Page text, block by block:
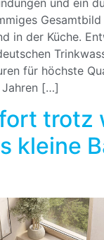
Gesamtbild
in der Küche.
für höchste
Jahren […]
trotz
kleine